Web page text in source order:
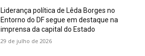
Liderança política de Lêda Borges no
Entorno do DF segue em destaque na
imprensa da capital do Estado
29 de julho de 2026